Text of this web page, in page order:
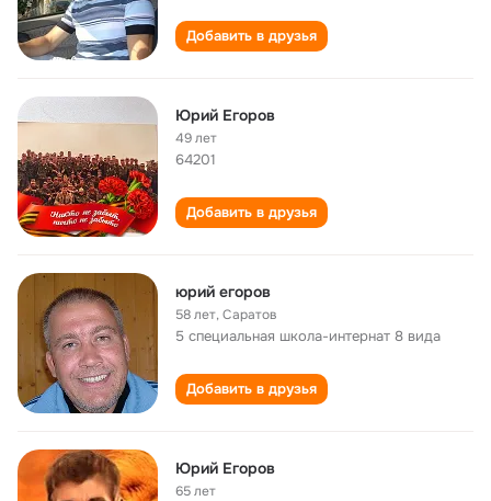
Добавить в друзья
Юрий Егоров
49 лет
64201
Добавить в друзья
юрий егоров
58 лет,Саратов
5 специальная школа-интернат 8 вида
Добавить в друзья
Юрий Егоров
65 лет